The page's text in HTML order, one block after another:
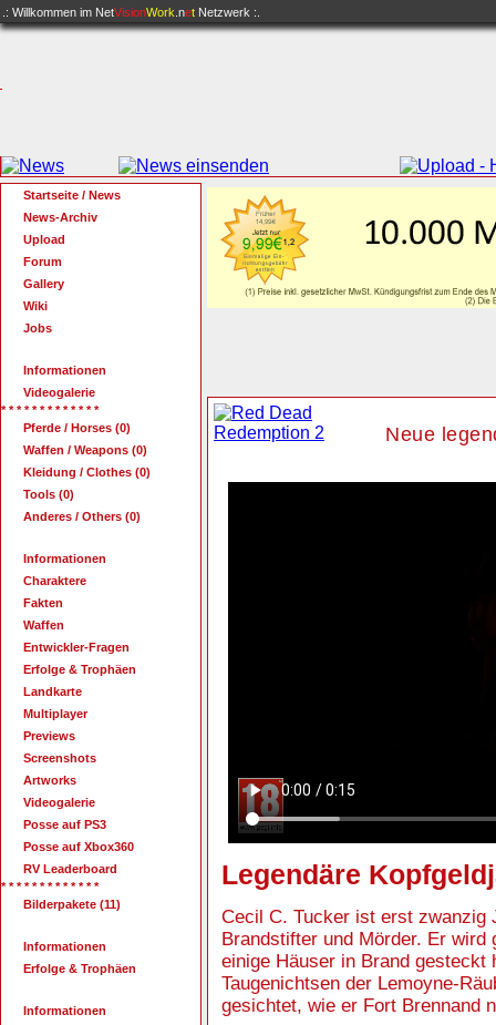
.: Willkommen im NetVisionWork .netNetzwerk :.
Startseite / News
News-Archiv
Upload
Forum
Gallery
Wiki
Jobs
Informationen
Videogalerie
* * * * * * * * * * * * *
Pferde / Horses (0)
Waffen / Weapons (0)
Kleidung / Clothes (0)
Tools (0)
Anderes / Others (0)
Informationen
Charaktere
Fakten
Waffen
Entwickler-Fragen
Erfolge & Trophäen
Landkarte
Multiplayer
Previews
Screenshots
Artworks
Videogalerie
Posse auf PS3
Posse auf Xbox360
RV Leaderboard
* * * * * * * * * * * * *
Bilderpakete (11)
Informationen
Erfolge & Trophäen
Informationen
Neue
Legendäre
Cecil C. Tucker ist erst zwanzig
Brandstifter und Mörder. Er
einige Häuser in Brand gesteckt
Taugenichtsen der Lemoyne-
gesichtet, wie er Fort Brennand